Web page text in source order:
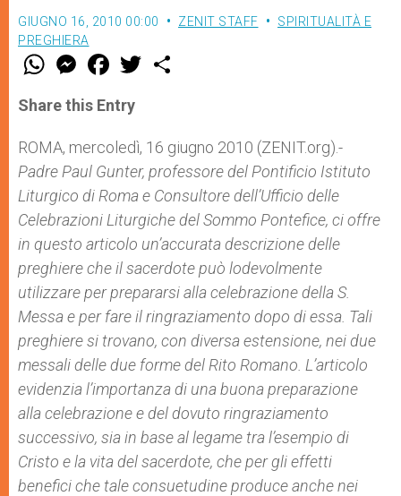
GIUGNO 16, 2010 00:00 ZENIT STAFF
SPIRITUALITÀ E
PREGHIERA
W
t
s
p
p
M
e
s
e
g
e
r
F
a
e
b
o
k
w
r
Share this Entry
ROMA, mercoledì, 16 giugno 2010 (ZENIT.org).-
Padre Paul Gunter, professore del Pontificio Istituto
Liturgico di Roma e Consultore dell’Ufficio delle
Celebrazioni Liturgiche del Sommo Pontefice, ci offre
in questo articolo un’accurata descrizione delle
preghiere che il sacerdote può lodevolmente
utilizzare per prepararsi alla celebrazione della S.
Messa e per fare il ringraziamento dopo di essa. Tali
preghiere si trovano, con diversa estensione, nei due
messali delle due forme del Rito Romano. L’articolo
evidenzia l’importanza di una buona preparazione
alla celebrazione e del dovuto ringraziamento
successivo, sia in base al legame tra l’esempio di
Cristo e la vita del sacerdote, che per gli effetti
benefici che tale consuetudine produce anche nei